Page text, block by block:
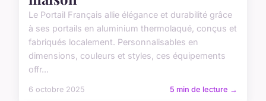
Le Portail Français allie élégance et durabilité grâce
à ses portails en aluminium thermolaqué, conçus et
fabriqués localement. Personnalisables en
dimensions, couleurs et styles, ces équipements
offr...
6 octobre 2025 5 min de lecture →